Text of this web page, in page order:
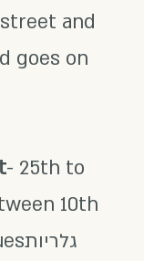
and
goes on
- 25th to
10th
and 11th avenuesגלריות